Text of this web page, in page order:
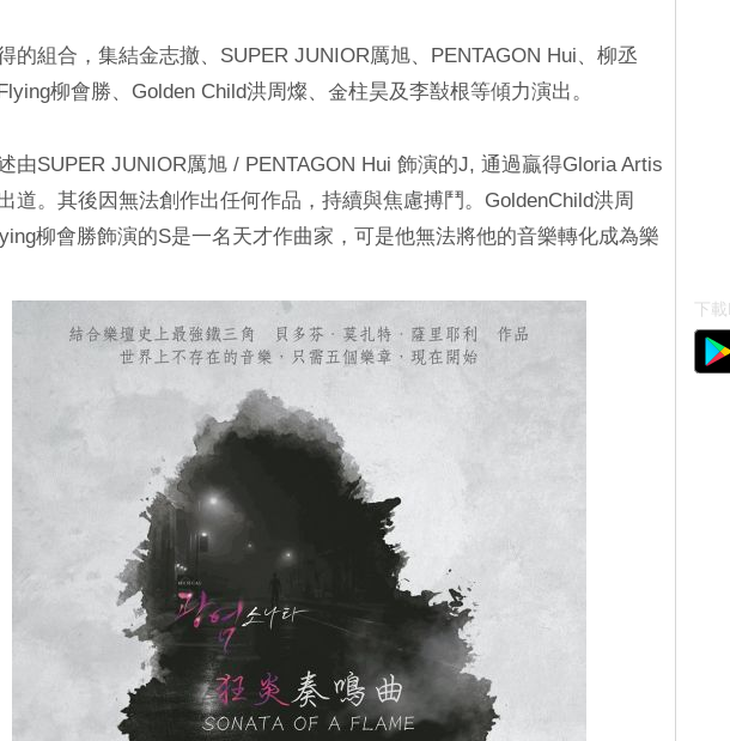
的組合，集結金志撤、SUPER JUNIOR厲旭、PENTAGON Hui、柳丞
柳會勝、Golden Child洪周燦、金柱昊及李㪨根等傾力演出。
由SUPER JUNIOR厲旭 / PENTAGON Hui 飾演的J, 通過贏得Gloria Artis
道。其後因無法創作出任何作品，持續與焦慮搏鬥。GoldenChild洪周
柳會勝飾演的S是一名天才作曲家，可是他無法將他的音樂轉化成為樂
下